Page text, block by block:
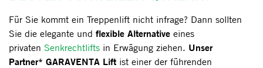
Für Sie kommt ein Treppenlift nicht infrage? Dann sollten
Sie die elegante und flexible Alternative eines
privaten Senkrechtlifts in Erwägung ziehen. Unser
Partner* GARAVENTA Lift ist einer der führenden